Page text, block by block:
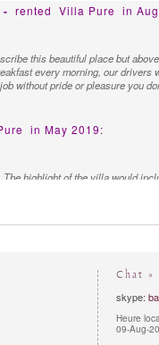
- rented Villa Pure in
this beautiful place but
every morning, our
without pride or pleasure you
in May 2019:
highlight of the villa would
NEEDED
It was maybe too short! We
friendly and helpful, always
of literally everything . Truly an
in July 2018:
Chat »
skype:
Heure
09-Aug-